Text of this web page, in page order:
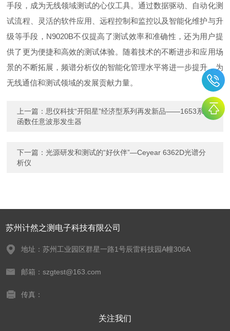
手段，成为无线领域测试的心仪工具。通过数据驱动、自动化测
试流程、灵活的软件应用、远程控制和监控以及智能化维护与升
级等手段，N9020B不仅提高了测试效率和准确性，还为用户提
供了更为便捷和高效的测试体验。随着技术的不断进步和应用场
景的不断拓展，频谱分析仪的智能化管理水平将进一步提升，为
无线通信和测试领域的发展贡献力量。
上一篇：思仪科技“开阳星”经济型系列再发新品——1653系列
函数任意波形发生器
下一篇：光源研发和测试的“好伙伴”—Ceyear 6362D光谱分
析仪
苏州计然之测电子科技有限公司
地址：苏州工业园区群星一路1号辰雷科技园A幢306A
邮箱：szgtest@163.com
传真：
关注我们